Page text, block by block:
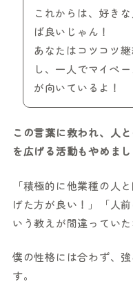
これからは、好き
ば良いじゃん！
あなたはコツコツ
し、一人でマイペ
が向いているよ！
この言葉に救われ、人
を広げる活動もやめまし
「積極的に他業種の人
げた方が良い！」「人
いう教えが間違ってい
僕の性格には合わず、
す。